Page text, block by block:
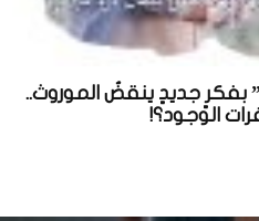
بفكرٍ جديدٍ ينقضُ الموروث..
الوجود؟!